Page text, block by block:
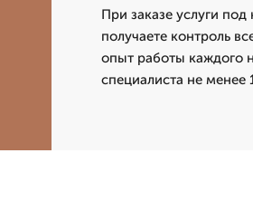
При заказе услуги
получаете контроль
опыт работы каждого
специалиста не менее